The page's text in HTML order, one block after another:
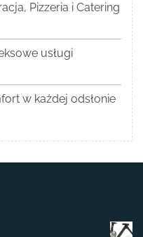
Pizzeria i Catering
usługi
w każdej odsłonie